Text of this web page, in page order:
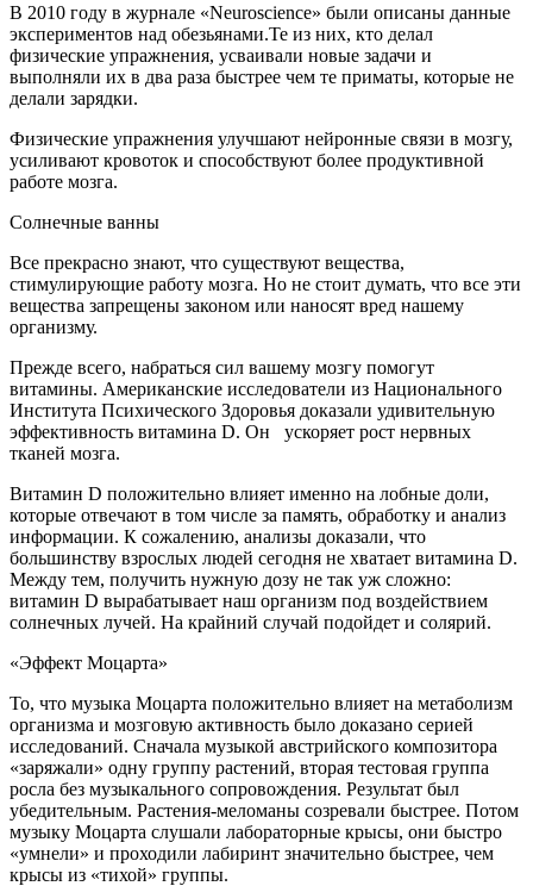
В 2010 году в журнале «Neuroscience» были описаны данные
экспериментов над обезьянами.Те из них, кто делал
физические упражнения, усваивали новые задачи и
выполняли их в два раза быстрее чем те приматы, которые не
делали зарядки.
Физические упражнения улучшают нейронные связи в мозгу,
усиливают кровоток и способствуют более продуктивной
работе мозга.
Солнечные ванны
Все прекрасно знают, что существуют вещества,
стимулирующие работу мозга. Но не стоит думать, что все эти
вещества запрещены законом или наносят вред нашему
организму.
Прежде всего, набраться сил вашему мозгу помогут
витамины. Американские исследователи из Национального
Института Психического Здоровья доказали удивительную
эффективность витамина D. Он ускоряет рост нервных
тканей мозга.
Витамин D положительно влияет именно на лобные доли,
которые отвечают в том числе за память, обработку и анализ
информации. К сожалению, анализы доказали, что
большинству взрослых людей сегодня не хватает витамина D.
Между тем, получить нужную дозу не так уж сложно:
витамин D вырабатывает наш организм под воздействием
солнечных лучей. На крайний случай подойдет и солярий.
«Эффект Моцарта»
То, что музыка Моцарта положительно влияет на метаболизм
организма и мозговую активность было доказано серией
исследований. Сначала музыкой австрийского композитора
«заряжали» одну группу растений, вторая тестовая группа
росла без музыкального сопровождения. Результат был
убедительным. Растения-меломаны созревали быстрее. Потом
музыку Моцарта слушали лабораторные крысы, они быстро
«умнели» и проходили лабиринт значительно быстрее, чем
крысы из «тихой» группы.